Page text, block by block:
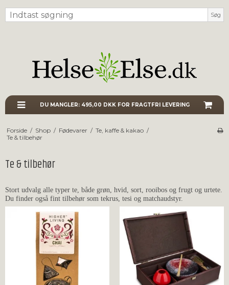
Søg
DU MANGLER: 495,00 DKK FOR FRAGTFRI LEVERING
Forside / Shop / Fødevarer / Te, kaffe & kakao /
Te & tilbehør
Te & tilbehør
Stort udvalg alle typer te, både grøn, hvid, sort, rooibos og frugt og urtete.
Du finder også fint tilbehør som tekrus, tesi og matchaudstyr.